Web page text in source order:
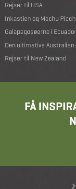
Rejser til USA
Inkastien og Machu
Galapagosøerne i Ecuador
Den ultimative
Rejser til New Zealand
FÅ